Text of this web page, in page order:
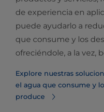
de experiencia en
puede ayudarlo a
que consume y los
ofreciéndole, a la vez,
Explore nuestras
el agua que consume y
produce